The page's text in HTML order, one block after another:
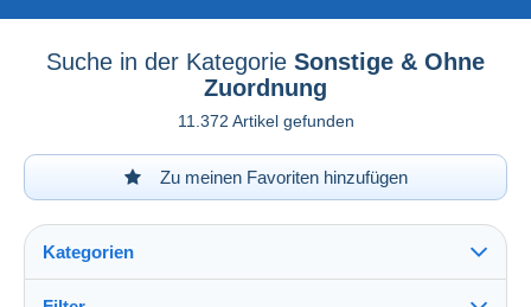
Suche in der Kategorie Sonstige & Ohne
Zuordnung
11.372 Artikel gefunden
Zu meinen Favoriten hinzufügen
Kategorien